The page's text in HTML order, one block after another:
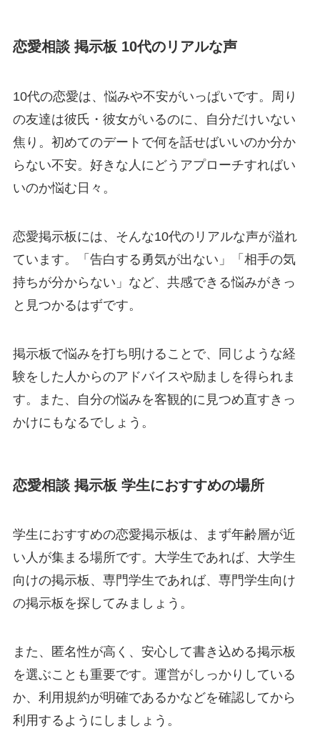
恋愛相談 掲示板 10代のリアルな声
10代の恋愛は、悩みや不安がいっぱいです。周り
の友達は彼氏・彼女がいるのに、自分だけいない
焦り。初めてのデートで何を話せばいいのか分か
らない不安。好きな人にどうアプローチすればい
いのか悩む日々。
恋愛掲示板には、そんな10代のリアルな声が溢れ
ています。「告白する勇気が出ない」「相手の気
持ちが分からない」など、共感できる悩みがきっ
と見つかるはずです。
掲示板で悩みを打ち明けることで、同じような経
験をした人からのアドバイスや励ましを得られま
す。また、自分の悩みを客観的に見つめ直すきっ
かけにもなるでしょう。
恋愛相談 掲示板 学生におすすめの場所
学生におすすめの恋愛掲示板は、まず年齢層が近
い人が集まる場所です。大学生であれば、大学生
向けの掲示板、専門学生であれば、専門学生向け
の掲示板を探してみましょう。
また、匿名性が高く、安心して書き込める掲示板
を選ぶことも重要です。運営がしっかりしている
か、利用規約が明確であるかなどを確認してから
利用するようにしましょう。